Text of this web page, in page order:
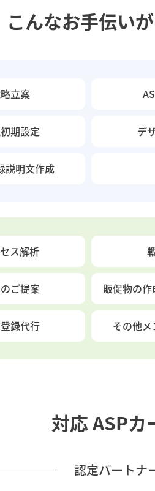
こんなお手伝い
立案
期設定 デ
説明文作成
ス解析
ご提案 販促物の作
録代行 その他
対応 ASPカ
認定パートナ